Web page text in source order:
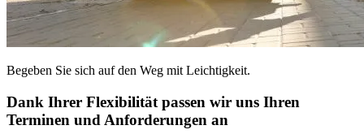
Begeben Sie sich auf den Weg mit Leichtigkeit.
Dank Ihrer Flexibilität passen wir uns Ihren
Terminen und Anforderungen an